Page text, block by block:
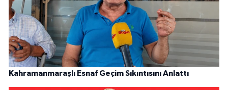
Kahramanmaraşlı Esnaf Geçim Sıkıntısını Anlattı